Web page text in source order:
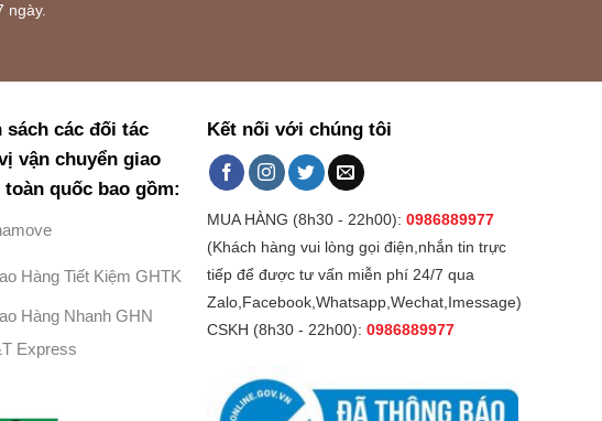
ngày.
sách các đối tác
vận chuyển giao
toàn quốc bao gồm:
Hàng Tiết Kiệm GHTK
Hàng Nhanh GHN
Express
Kết nối với chúng tôi
MUA HÀNG (8h30 - 22h00): 0986889977
(Khách hàng vui lòng gọi điện,nhắn tin trực
tiếp để được tư vấn miễn phí 24/7 qua
Zalo,Facebook,Whatsapp,Wechat,Imessage)
CSKH (8h30 - 22h00): 0986889977